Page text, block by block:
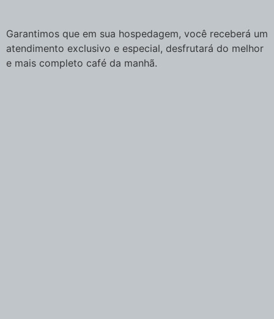
Garantimos que em sua hospedagem, você receberá um
atendimento exclusivo e especial, desfrutará do melhor
e mais completo café da manhã.